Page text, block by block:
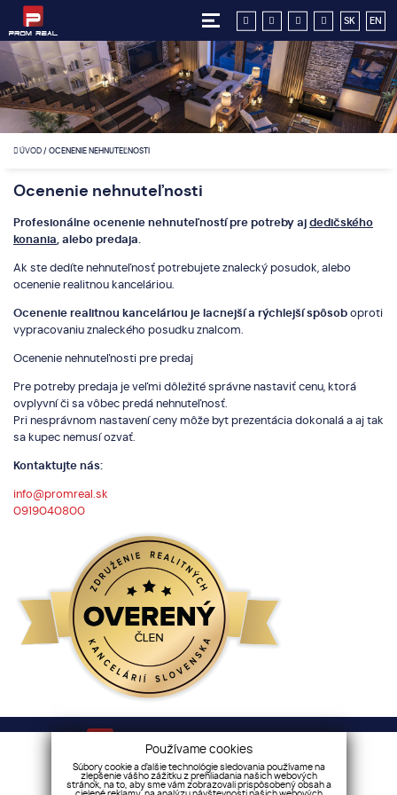
SK EN
ÚVOD/OCENENIE NEHNUTEĽNOSTI
Ocenenie nehnuteľnosti
Profesionálne ocenenie nehnuteľností pre potreby ajdedičského
konania, alebo predaja.
Ak ste dedíte nehnuteľnosť potrebujete znalecký posudok, alebo
ocenenie realitnou kanceláriou.
Ocenenie realitnou kanceláriou je lacnejší a rýchlejší spôsoboproti
vypracovaniu znaleckého posudku znalcom.
Ocenenie nehnuteľnosti pre predaj
Pre potreby predaja je veľmi dôležité správne nastaviť cenu, ktorá
ovplyvní či sa vôbec predá nehnuteľnosť.
Pri nesprávnom nastavení ceny môže byt prezentácia dokonalá a aj tak
sa kupec nemusí ozvať.
Kontaktujte nás:
info@promreal.sk
0919040800
Váš sprievodca nehnuteľnosťami!
Cenník služieb|Etický kódex|Reklamačný poriadok|
Používame cookies
Súbory cookie a ďalšie technológie sledovania používame na
zlepšenie vášho zážitku z prehliadania našich webových
stránok, na to, aby sme vám zobrazovali prispôsobený obsah a